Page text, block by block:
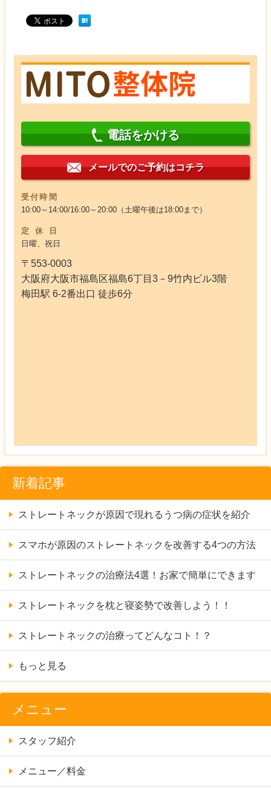
電話をかける
メールでのご予約はコチラ
受付時間
10:00～14:00/16:00～20:00（土曜午後は18:00まで）
定休日
日曜、祝日
〒553-0003
大阪府大阪市福島区福島6丁目3－9竹内ビル3階
梅田駅 6-2番出口 徒歩6分
新着記事
ストレートネックが原因で現れるうつ病の症状を紹介
スマホが原因のストレートネックを改善する4つの方法
ストレートネックの治療法4選！お家で簡単にできます
ストレートネックを枕と寝姿勢で改善しよう！！
ストレートネックの治療ってどんなコト！？
もっと見る
メニュー
スタッフ紹介
メニュー／料金